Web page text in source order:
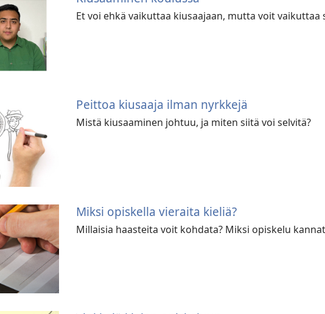
Et voi ehkä vaikuttaa kiusaajaan, mutta voit
Peittoa kiusaaja ilman nyrkkejä
Mistä kiusaaminen johtuu, ja miten siitä voi selvitä?
Miksi opiskella vieraita kieliä?
Millaisia haasteita voit kohdata? Miksi opiskelu